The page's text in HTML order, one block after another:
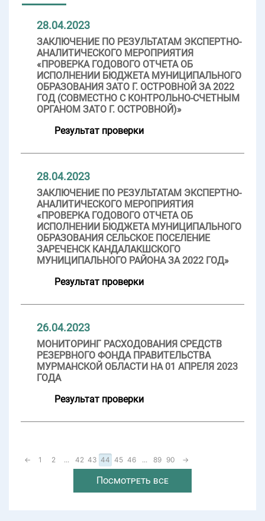
28.04.2023
ЗАКЛЮЧЕНИЕ ПО РЕЗУЛЬТАТАМ ЭКСПЕРТНО-
АНАЛИТИЧЕСКОГО МЕРОПРИЯТИЯ
«ПРОВЕРКА ГОДОВОГО ОТЧЕТА ОБ
ИСПОЛНЕНИИ БЮДЖЕТА МУНИЦИПАЛЬНОГО
ОБРАЗОВАНИЯ ЗАТО Г. ОСТРОВНОЙ ЗА 2022
ГОД (СОВМЕСТНО С КОНТРОЛЬНО-СЧЕТНЫМ
ОРГАНОМ ЗАТО Г. ОСТРОВНОЙ)»
Результат проверки
28.04.2023
ЗАКЛЮЧЕНИЕ ПО РЕЗУЛЬТАТАМ ЭКСПЕРТНО-
АНАЛИТИЧЕСКОГО МЕРОПРИЯТИЯ
«ПРОВЕРКА ГОДОВОГО ОТЧЕТА ОБ
ИСПОЛНЕНИИ БЮДЖЕТА МУНИЦИПАЛЬНОГО
ОБРАЗОВАНИЯ СЕЛЬСКОЕ ПОСЕЛЕНИЕ
ЗАРЕЧЕНСК КАНДАЛАКШСКОГО
МУНИЦИПАЛЬНОГО РАЙОНА ЗА 2022 ГОД»
Результат проверки
26.04.2023
МОНИТОРИНГ РАСХОДОВАНИЯ СРЕДСТВ
РЕЗЕРВНОГО ФОНДА ПРАВИТЕЛЬСТВА
МУРМАНСКОЙ ОБЛАСТИ НА 01 АПРЕЛЯ 2023
ГОДА
Результат проверки
← 1 2 ... 42 43 44 45 46 ... 89 90 →
Посмотреть все